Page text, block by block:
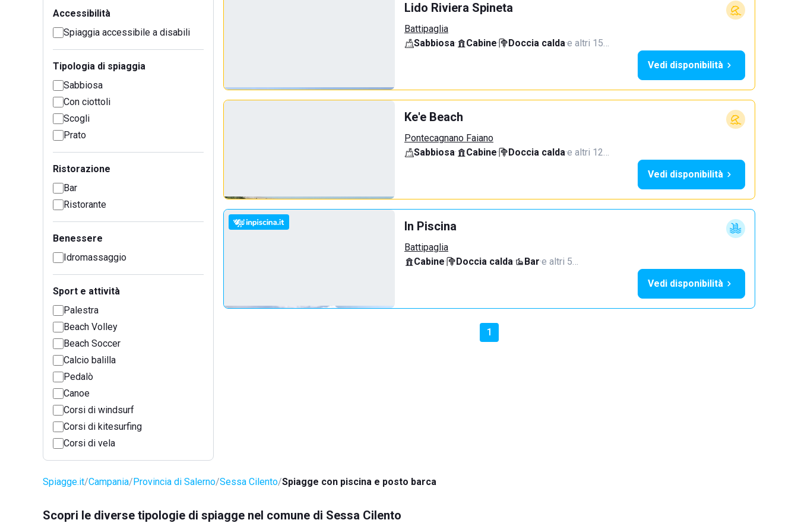
Accessibilità
Spiaggia accessibile a disabili
Tipologia di spiaggia
Sabbiosa
Con ciottoli
Scogli
Prato
Ristorazione
Bar
Ristorante
Benessere
Idromassaggio
Sport e attività
Palestra
Beach Volley
Beach Soccer
Calcio balilla
Pedalò
Canoe
Corsi di windsurf
Corsi di kitesurfing
Corsi di vela
Lido Riviera Spineta
Battipaglia
Sabbiosa· Cabine· Doccia calda·e altri 15…
Vedi disponibilità
Ke'e Beach
Pontecagnano Faiano
Sabbiosa· Cabine· Doccia calda·e altri 12…
Vedi disponibilità
In Piscina
Battipaglia
Cabine· Doccia calda· Bar·e altri 5…
Vedi disponibilità
1
Spiagge.it Campania Provincia di Salerno Sessa Cilento Spiagge con piscina e posto barca
Scopri le diverse tipologie di spiagge nel comune di Sessa Cilento